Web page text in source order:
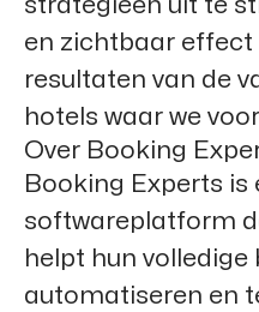
strategieën uit te
en zichtbaar effect
resultaten van de
hotels waar we
Over Booking
Booking Experts is
softwareplatform
helpt hun
automatiseren en